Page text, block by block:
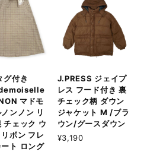
グ付き
マドモ
ンノン リ
チェック ウ
ボン フレ
ト ロング
J.PRESS ジェイプ
レス フード付き 裏
チェック柄 ダウン
ジャケット M /ブラ
ウン/グースダウン
¥3,190